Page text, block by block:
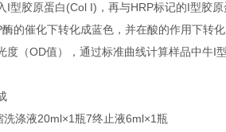
I型胶原蛋白(Col I)，再与HRP标记的I型胶
酶的催化下转化成蓝色，并在酸的作用下转
度（OD值），通过标准曲线计算样品中牛I
洗涤液20ml×1瓶7终止液6ml×1瓶